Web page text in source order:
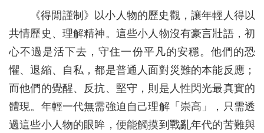
《得閒謹制》以小人物的歷史觀，讓年輕人得以
共情歷史、理解精神。這些小人物沒有豪言壯語，初
心不過是活下去，守住一份平凡的安穩。他們的恐
懼、退縮、自私，都是普通人面對災難的本能反應；
而他們的覺醒、反抗、堅守，則是人性閃光最真實的
體現。年輕一代無需強迫自己理解「崇高」，只需透
過這些小人物的眼眸，便能觸摸到戰亂年代的苦難與